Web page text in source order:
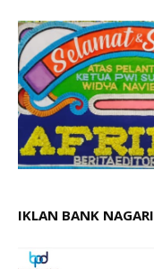
IKLAN BANK NAGARI